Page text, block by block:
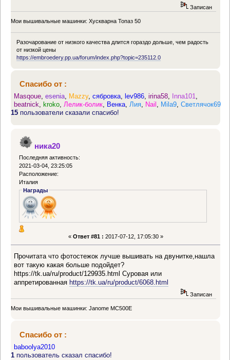
Записан
Мои вышивальные машинки: Хускварна Топаз 50
Разочарование от низкого качества длится гораздо дольше, чем радость
от низкой цены
https://embroedery.pp.ua/forum/index.php?topic=235112.0
Спасибо от :
Masqoue,esenia, Mazzy,сябровка, lev986,irina58, Inna101,
beatnick, kroko,Лелик-болик, Венка,Лия, Nail , Mila9,Светлячок69
15 пользователи сказали спасибо!
ника20
Последняя активность:
2021-03-04, 23:25:05
Расположение:
Италия
Награды
« Ответ #81 : 2017-07-12, 17:05:30 »
Прочитата что фотостежок лучше вышивать на двунитке,нашла
вот такую какая больше подойдет?
https://tk.ua/ru/product/129935.html Суровая или
аппретированная https://tk.ua/ru/product/6068.html
Записан
Мои вышивальные машинки: Janome MC500E
Спасибо от :
baboolya2010
1 пользователь сказал спасибо!